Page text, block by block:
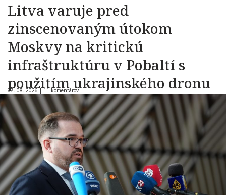
Litva varuje pred
zinscenovaným útokom
Moskvy na kritickú
infraštruktúru v Pobaltí s
použitím ukrajinského dronu
07. 08. 2026 |11 komentárov